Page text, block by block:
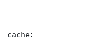
cache: